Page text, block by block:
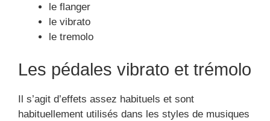
et dupliqué grâce à un circuit d’effet.
pédale
Mission Engineering
EQD-1